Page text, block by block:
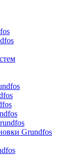
Grundfos